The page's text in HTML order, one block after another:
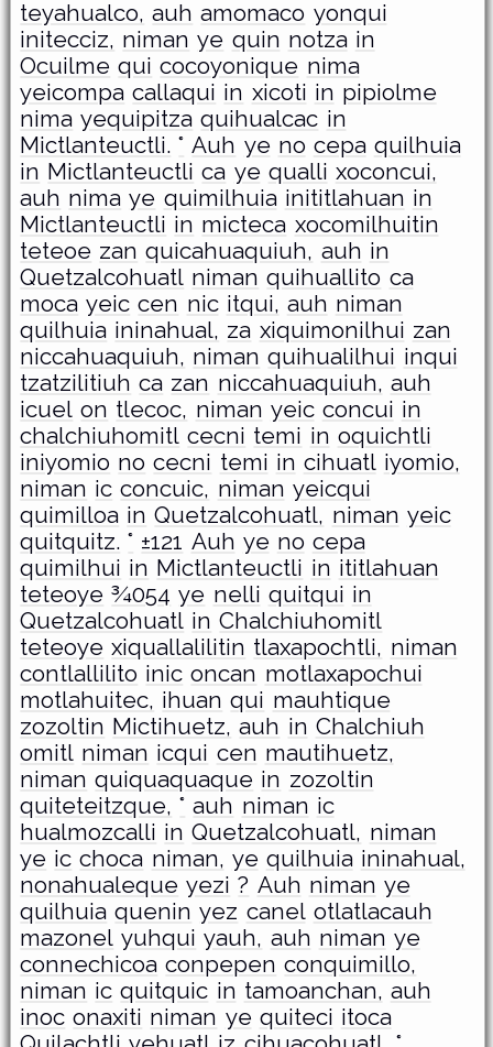
teyahualco, auh amomaco yonqui
initecciz, niman ye quin notza in
Ocuilme qui cocoyonique nima
yeicompa callaqui in xicoti in pipiolme
nima yequipitza quihualcac in
Mictlanteuctli. ° Auh ye no cepa quilhuia
in Mictlanteuctli ca ye qualli xoconcui,
auh nima ye quimilhuia inititlahuan in
Mictlanteuctli in micteca xocomilhuitin
teteoe zan quicahuaquiuh, auh in
Quetzalcohuatl niman quihuallito ca
moca yeic cen nic itqui, auh niman
quilhuia ininahual, za xiquimonilhui zan
niccahuaquiuh, niman quihualilhui inqui
tzatzilitiuh ca zan niccahuaquiuh, auh
icuel on tlecoc, niman yeic concui in
chalchiuhomitl cecni temi in oquichtli
iniyomio no cecni temi in cihuatl iyomio,
niman ic concuic, niman yeicqui
quimilloa in Quetzalcohuatl, niman yeic
quitquitz. ° ±121 Auh ye no cepa
quimilhui in Mictlanteuctli in ititlahuan
teteoye ¾054 ye nelli quitqui in
Quetzalcohuatl in Chalchiuhomitl
teteoye xiquallalilitin tlaxapochtli, niman
contlallilito inic oncan motlaxapochui
motlahuitec, ihuan qui mauhtique
zozoltin Mictihuetz, auh in Chalchiuh
omitl niman icqui cen mautihuetz,
niman quiquaquaque in zozoltin
quiteteitzque, ° auh niman ic
hualmozcalli in Quetzalcohuatl, niman
ye ic choca niman, ye quilhuia ininahual,
nonahualeque yezi ? Auh niman ye
quilhuia quenin yez canel otlatlacauh
mazonel yuhqui yauh, auh niman ye
connechicoa conpepen conquimillo,
niman ic quitquic in tamoanchan, auh
inoc onaxiti niman ye quiteci itoca